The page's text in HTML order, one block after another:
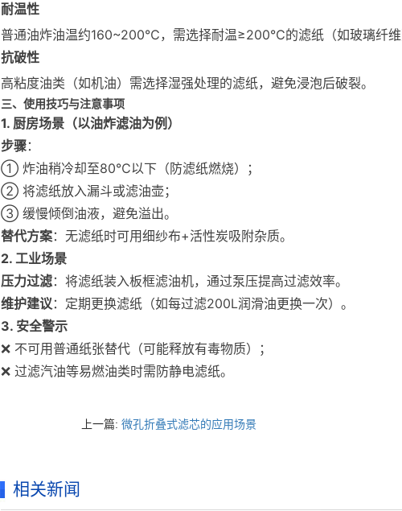
耐温性
普通油炸油温约160~200℃，需选择耐温≥200℃的滤纸（如玻璃纤
抗破性
高粘度油类（如机油）需选择湿强处理的滤纸，避免浸泡后破裂。
三、使用技巧与注意事项
1. 厨房场景（以油炸滤油为例）
步骤：
① 炸油稍冷却至80℃以下（防滤纸燃烧）；
② 将滤纸放入漏斗或滤油壶；
③ 缓慢倾倒油液，避免溢出。
替代方案：无滤纸时可用细纱布+活性炭吸附杂质。
2. 工业场景
压力过滤：将滤纸装入板框滤油机，通过泵压提高过滤效率。
维护建议：定期更换滤纸（如每过滤200L润滑油更换一次）。
3. 安全警示
❌ 不可用普通纸张替代（可能释放有毒物质）；
❌ 过滤汽油等易燃油类时需防静电滤纸。
上一篇:微孔折叠式滤芯的应用场景
相关新闻